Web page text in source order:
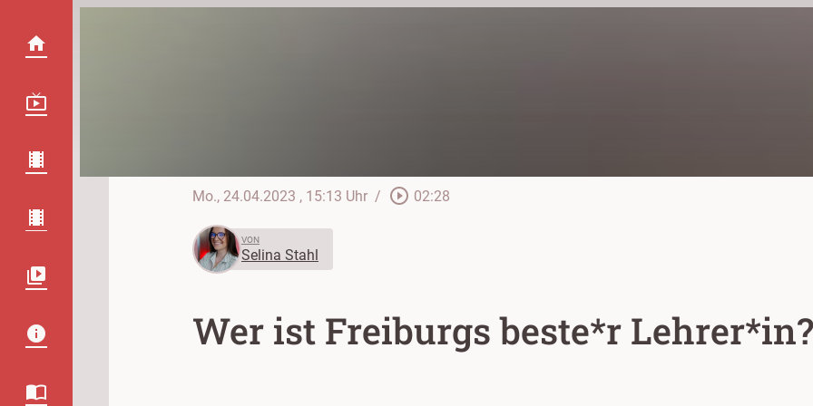
Mo., 24.04.2023 , 15:13 Uhr / play_circle_outline 02:28
VON
Selina Stahl
Wer ist Freiburgs beste*r Lehrer*in?